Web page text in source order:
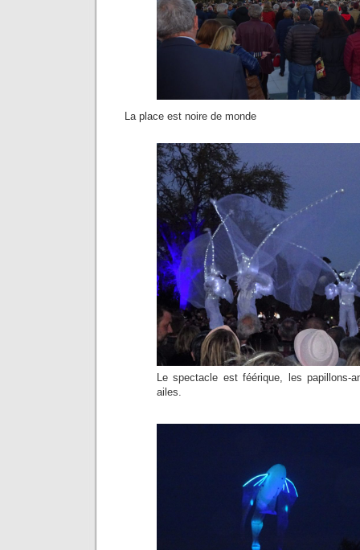
La place est noire de monde
Le spectacle est féérique, les papillons-
ailes.